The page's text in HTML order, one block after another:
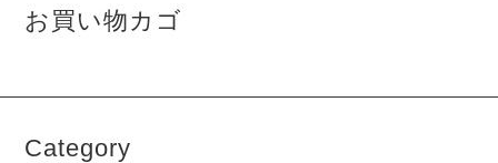
お買い物カゴ
Category